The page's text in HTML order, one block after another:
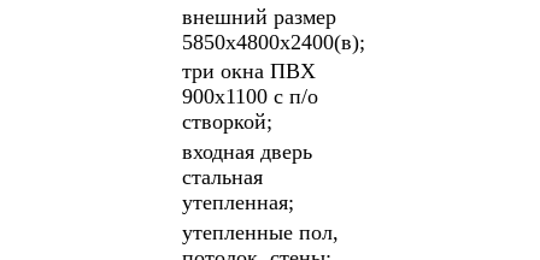
внешний размер
5850х4800х2400(в);
три окна ПВХ
900х1100 с п/о
створкой;
входная дверь
стальная
утепленная;
утепленные пол,